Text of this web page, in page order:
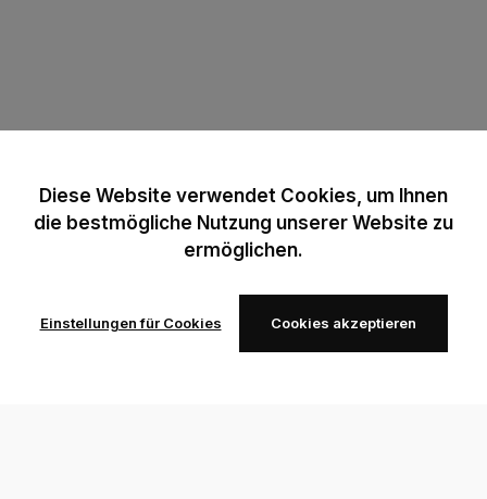
Diese Website verwendet Cookies, um Ihnen
die bestmögliche Nutzung unserer Website zu
ermöglichen.
Einstellungen für Cookies Cookies akzeptieren